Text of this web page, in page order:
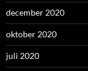
december 2020
oktober 2020
juli 2020